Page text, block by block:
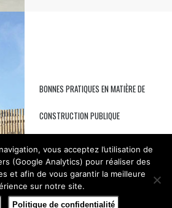
BONNES PRATIQUES EN MATIÈRE DE
CONSTRUCTION PUBLIQUE
EN SAVOIR PLUS
vous acceptez l’utilisation de
(Google Analytics) pour réaliser des
et afin de vous garantir la meilleure
sur notre site.
Politique de confidentialité